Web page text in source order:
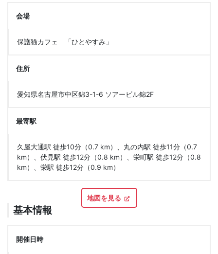
会場
保護猫カフェ 「ひとやすみ」
住所
愛知県名古屋市中区錦3-1-6 ソアービル錦2F
最寄駅
久屋大通駅 徒歩10分（0.7 km）、丸の内駅 徒歩11分（0.7
km）、伏見駅 徒歩12分（0.8 km）、栄町駅 徒歩12分（0.8
km）、栄駅 徒歩12分（0.9 km）
地図を見る
基本情報
開催日時